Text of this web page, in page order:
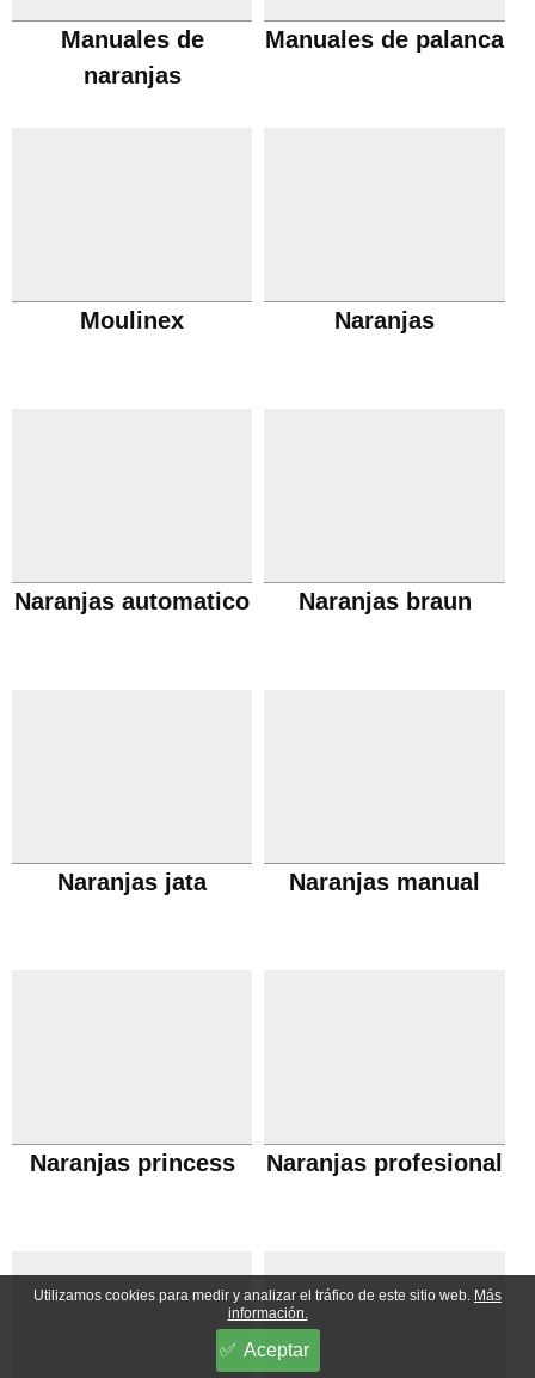
Manuales de
naranjas
Manuales de palanca
Moulinex Naranjas
Naranjas automatico Naranjas braun
Naranjas jata Naranjas manual
Naranjas princess Naranjas profesional
Utilizamos cookies para medir y analizar el tráfico de este sitio web. Más
información.
Aceptar